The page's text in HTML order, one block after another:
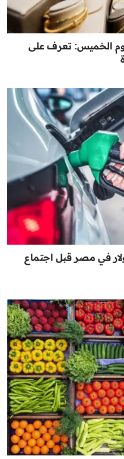
الخميس: تعرف على
في مصر قبل اجتماع